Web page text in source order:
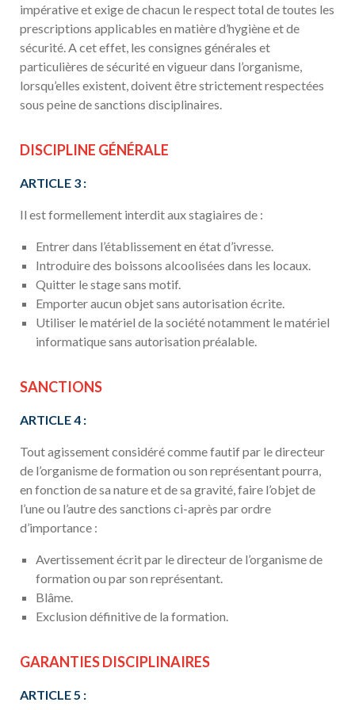
impérative et exige de chacun le respect total de toutes les
prescriptions applicables en matière d’hygiène et de
sécurité. A cet effet, les consignes générales et
particulières de sécurité en vigueur dans l’organisme,
lorsqu’elles existent, doivent être strictement respectées
sous peine de sanctions disciplinaires.
DISCIPLINE GÉNÉRALE
ARTICLE 3 :
Il est formellement interdit aux stagiaires de :
Entrer dans l’établissement en état d’ivresse.
Introduire des boissons alcoolisées dans les locaux.
Quitter le stage sans motif.
Emporter aucun objet sans autorisation écrite.
Utiliser le matériel de la société notamment le matériel
informatique sans autorisation préalable.
SANCTIONS
ARTICLE 4 :
Tout agissement considéré comme fautif par le directeur
de l’organisme de formation ou son représentant pourra,
en fonction de sa nature et de sa gravité, faire l’objet de
l’une ou l’autre des sanctions ci-après par ordre
d’importance :
Avertissement écrit par le directeur de l’organisme de
formation ou par son représentant.
Blâme.
Exclusion définitive de la formation.
GARANTIES DISCIPLINAIRES
ARTICLE 5 :